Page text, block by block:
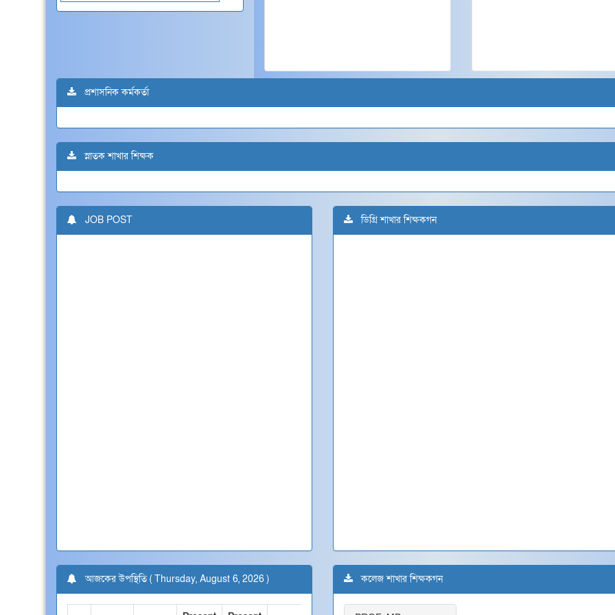
প্রশাসনিক কর্মকর্তা
স্নাতক শাখার শিক্ষক
JOB POST
আজকের উপস্থিতি ( Thursday, August 6, 2026 )
ডিগ্রি শাখার শিক্ষকগন
কলেজ শাখার শিক্ষকগন